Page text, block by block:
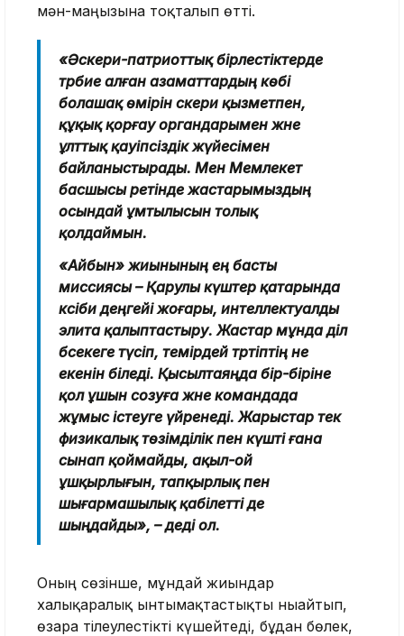
мән-маңызына тоқталып өтті.
«Әскери-патриоттық бірлестіктерде
тәрбие алған азаматтардың көбі
болашақ өмірін әскери қызметпен,
құқық қорғау органдарымен және
ұлттық қауіпсіздік жүйесімен
байланыстырады. Мен Мемлекет
басшысы ретінде жастарымыздың
осындай ұмтылысын толық
қолдаймын.
«Айбын» жиынының ең басты
миссиясы – Қарулы күштер қатарында
кәсіби деңгейі жоғары, интеллектуалды
элита қалыптастыру. Жастар мұнда әділ
бәсекеге түсіп, темірдей тәртіптің не
екенін біледі. Қысылтаяңда бір-біріне
қол ұшын созуға және командада
жұмыс істеуге үйренеді. Жарыстар тек
физикалық төзімділік пен күшті ғана
сынап қоймайды, ақыл-ой
ұшқырлығын, тапқырлық пен
шығармашылық қабілетті де
шыңдайды», – деді ол.
Оның сөзінше, мұндай жиындар
халықаралық ынтымақтастықты нығайтып,
өзара тілеулeстікті күшейтеді, бұдан бөлек,